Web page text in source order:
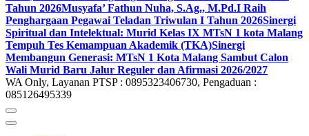
Tahun 2026Musyafa’ Fathun Nuha, S.Ag., M.Pd.I Raih
Penghargaan Pegawai Teladan Triwulan I Tahun 2026Sinergi
Spiritual dan Intelektual: Murid Kelas IX MTsN 1 kota Malang
Tempuh Tes Kemampuan Akademik (TKA)Sinergi
Membangun Generasi: MTsN 1 Kota Malang Sambut Calon
Wali Murid Baru Jalur Reguler dan Afirmasi 2026/2027
WA Only, Layanan PTSP : 0895323406730, Pengaduan :
085126495339